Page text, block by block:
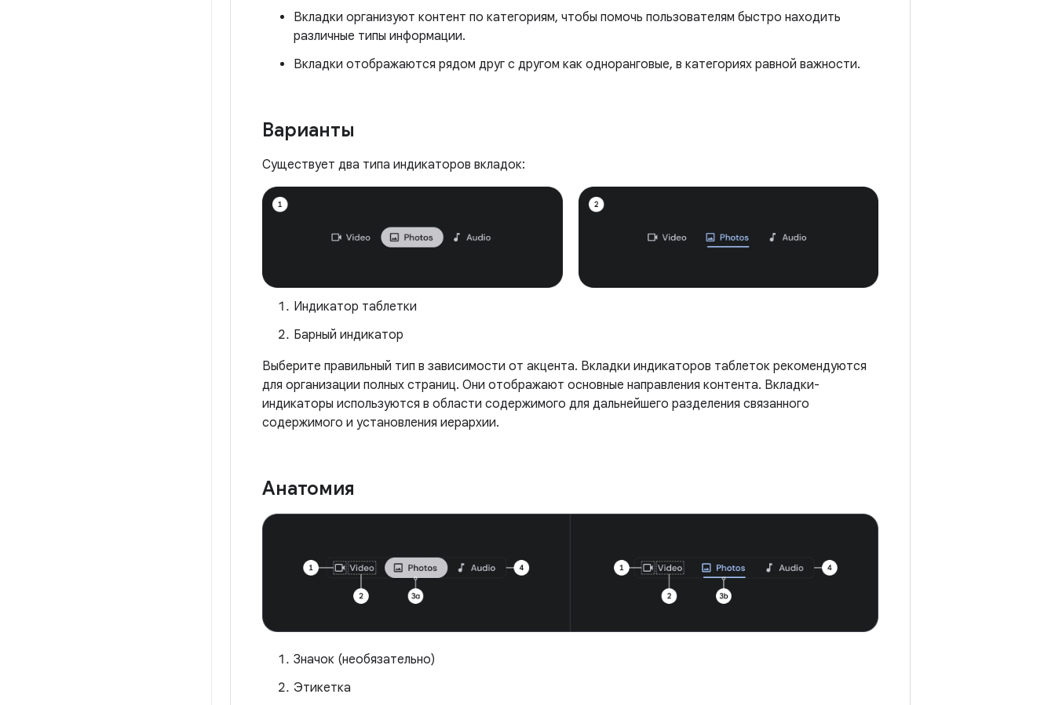
Вкладки организуют контент по категориям, чтобы помочь пользователям быстро находить
различные типы информации.
Вкладки отображаются рядом друг с другом как одноранговые, в категориях равной важности.
Варианты
Существует два типа индикаторов вкладок:
Индикатор таблетки
Барный индикатор
Выберите правильный тип в зависимости от акцента. Вкладки индикаторов таблеток рекомендуются
для организации полных страниц. Они отображают основные направления контента. Вкладки-
индикаторы используются в области содержимого для дальнейшего разделения связанного
содержимого и установления иерархии.
Анатомия
Значок (необязательно)
Этикетка